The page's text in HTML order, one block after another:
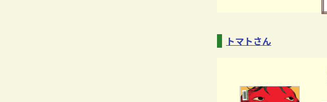
トマトさん